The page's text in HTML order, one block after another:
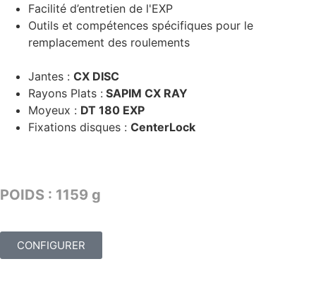
Facilité d’entretien de l'EXP
Outils et compétences spécifiques pour le
remplacement des roulements
Jantes : CX DISC
Rayons Plats : SAPIM CX RAY
Moyeux : DT 180 EXP
Fixations disques : CenterLock
POIDS : 1159 g
CONFIGURER